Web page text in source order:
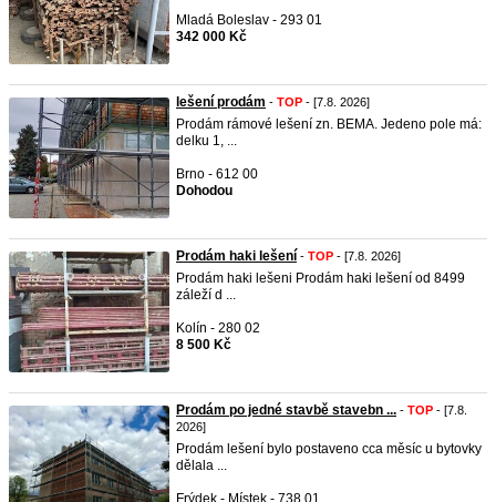
Mladá Boleslav - 293 01
342 000 Kč
lešení prodám - TOP - [7.8. 2026]
Prodám rámové lešení zn. BEMA. Jedeno pole má:
delku 1, ...
Brno - 612 00
Dohodou
Prodám haki lešení - TOP - [7.8. 2026]
Prodám haki lešeni Prodám haki lešení od 8499
záleží d ...
Kolín - 280 02
8 500 Kč
Prodám po jedné stavbě stavebn ... - TOP - [7.8.
2026]
Prodám lešení bylo postaveno cca měsíc u bytovky
dělala ...
Frýdek - Místek - 738 01